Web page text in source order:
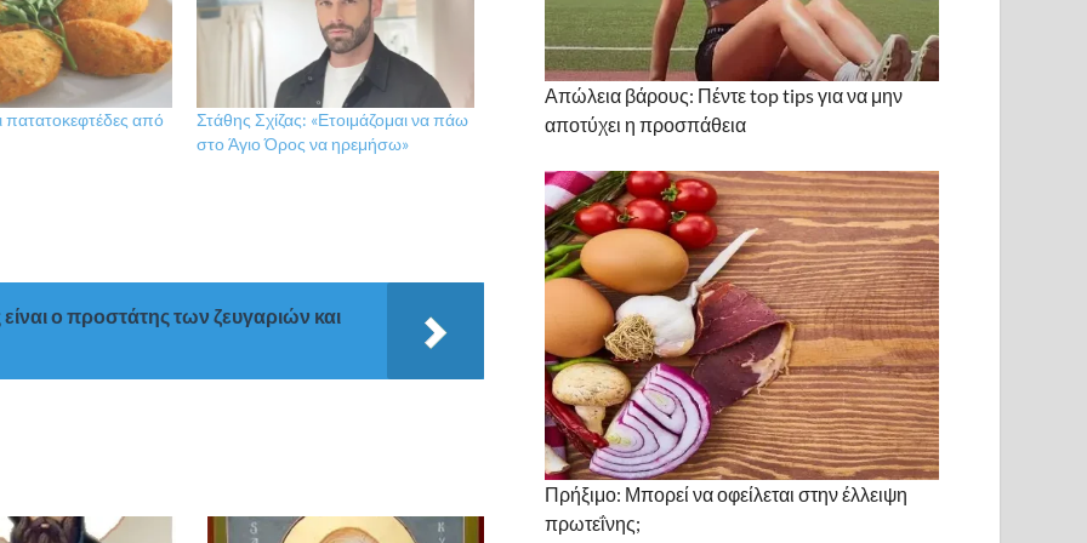
πατατοκεφτέδες από
Στάθης Σχίζας: «Ετοιμάζομαι να πάω
στο Άγιο Όρος να ηρεμήσω»
ο προστάτης των ζευγαριών και
Απώλεια βάρους: Πέντε top tips για να μην
αποτύχει η προσπάθεια
Πρήξιμο: Μπορεί να οφείλεται στην έλλειψη
πρωτεΐνης;